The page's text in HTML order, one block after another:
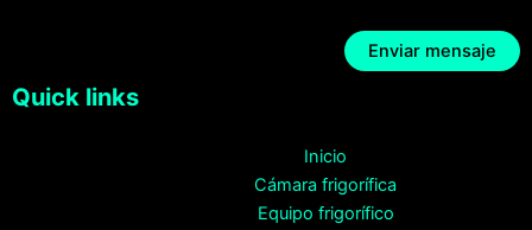
Quick links
Inicio
Cámara frigorífica
Equipo frigorífico